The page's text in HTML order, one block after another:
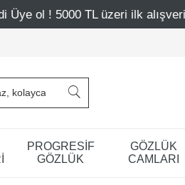
TL üzeri ilk alışverişinde 500
PROGRESİF
GÖZLÜK
GÖZLÜK
CAMLARI